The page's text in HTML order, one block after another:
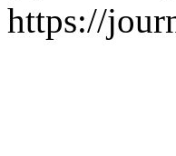
https://